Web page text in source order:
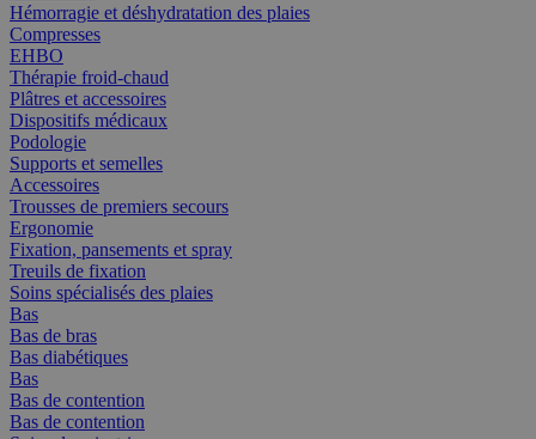
Hémorragie et déshydratation des plaies
Compresses
EHBO
Thérapie froid-chaud
Plâtres et accessoires
Dispositifs médicaux
Podologie
Supports et semelles
Accessoires
Trousses de premiers secours
Ergonomie
Fixation, pansements et spray
Treuils de fixation
Soins spécialisés des plaies
Bas
Bas de bras
Bas diabétiques
Bas
Bas de contention
Bas de contention